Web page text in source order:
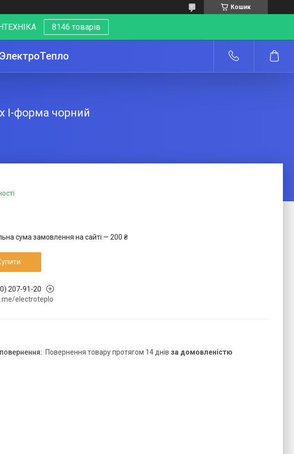
Кошик
8146 товарів
I-форма чорний
сума замовлення на сайті — 200 ₴
207-91-20
electroteplo
повернення товару протягом 14 днів за домовленістю